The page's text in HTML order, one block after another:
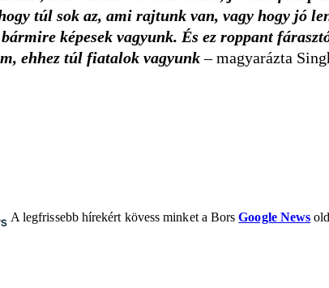
túl sok az, ami rajtunk van, vagy hogy jó
képesek vagyunk. És ez roppant
ehhez túl fiatalok vagyunk – magyarázta
A legfrissebb hírekért kövess minket a BorsGoogle News